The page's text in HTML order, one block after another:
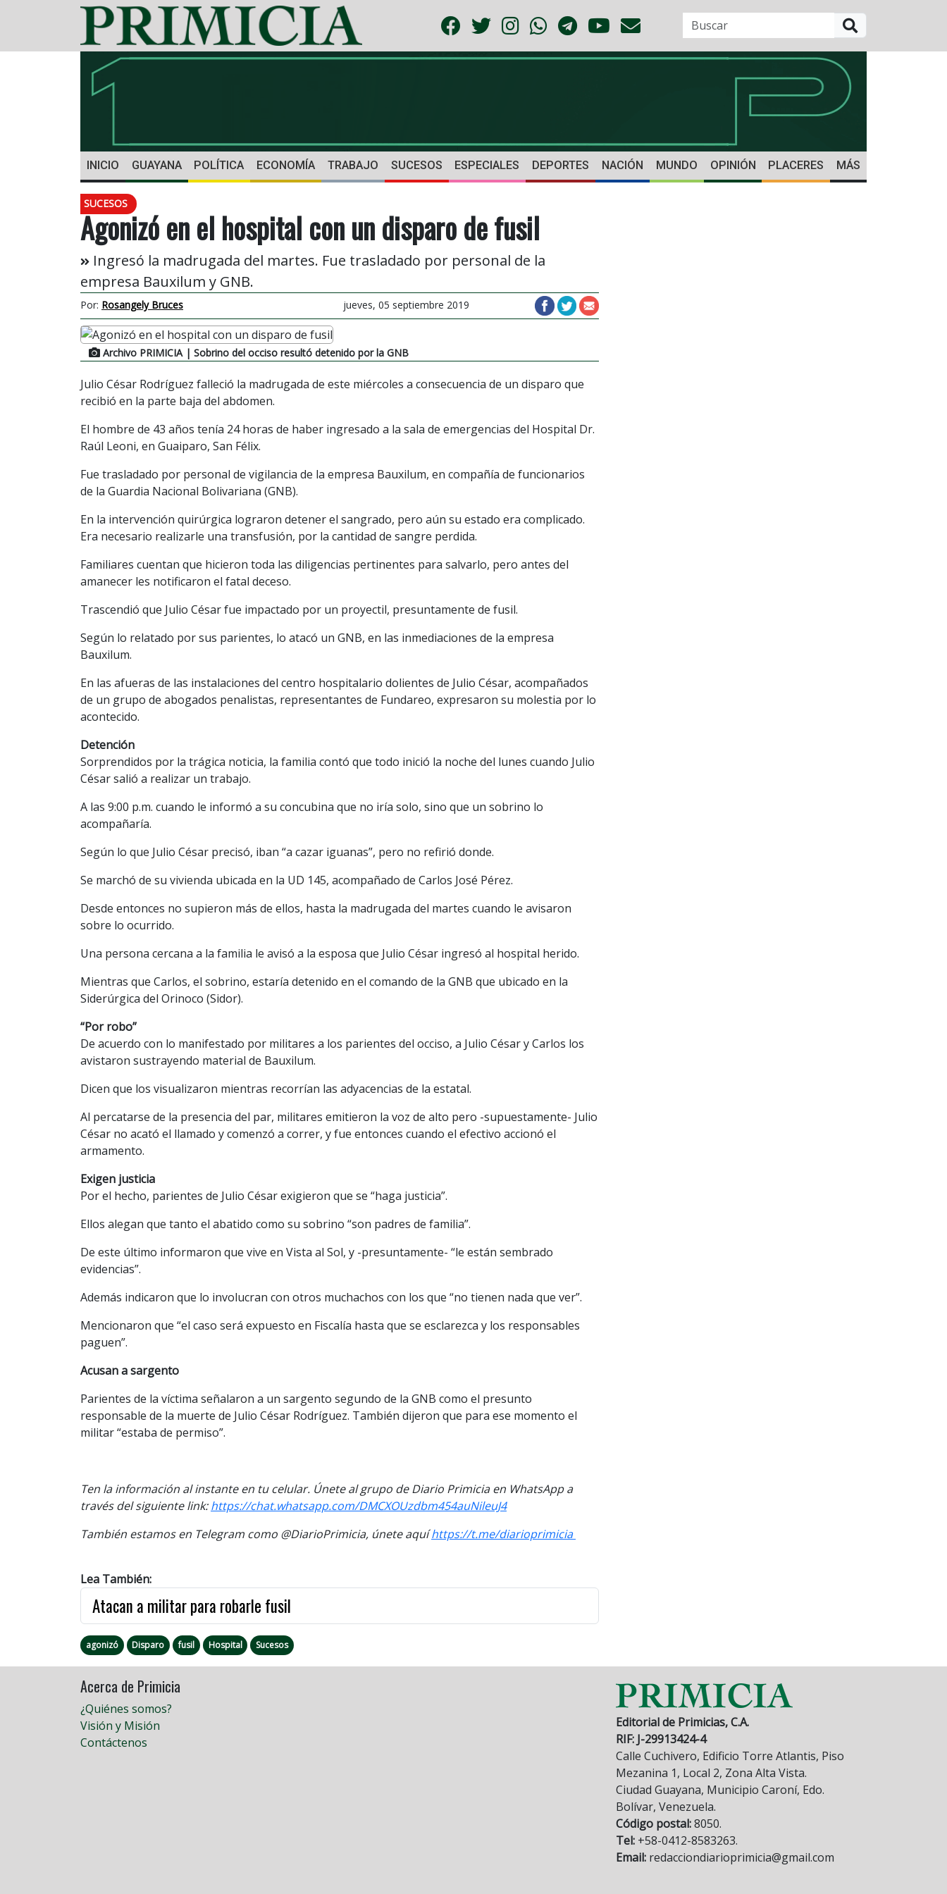
INICIO GUAYANA POLÍTICA ECONOMÍA TRABAJO SUCESOS ESPECIALES DEPORTES NACIÓN MUNDO OPINIÓN PLACERES MÁS
SUCESOS
Agonizó en el hospital con un disparo de fusil
Ingresó la madrugada del martes. Fue trasladado por personal de la
empresa Bauxilum y GNB.
Por: Rosangely Bruces jueves, 05 septiembre 2019
Archivo PRIMICIA | Sobrino del occiso resultó detenido por la GNB
Julio César Rodríguez falleció la madrugada de este miércoles a consecuencia de un disparo que
recibió en la parte baja del abdomen.
El hombre de 43 años tenía 24 horas de haber ingresado a la sala de emergencias del Hospital Dr.
Raúl Leoni, en Guaiparo, San Félix.
Fue trasladado por personal de vigilancia de la empresa Bauxilum, en compañía de funcionarios
de la Guardia Nacional Bolivariana (GNB).
En la intervención quirúrgica lograron detener el sangrado, pero aún su estado era complicado.
Era necesario realizarle una transfusión, por la cantidad de sangre perdida.
Familiares cuentan que hicieron toda las diligencias pertinentes para salvarlo, pero antes del
amanecer les notificaron el fatal deceso.
Trascendió que Julio César fue impactado por un proyectil, presuntamente de fusil.
Según lo relatado por sus parientes, lo atacó un GNB, en las inmediaciones de la empresa
Bauxilum.
En las afueras de las instalaciones del centro hospitalario dolientes de Julio César, acompañados
de un grupo de abogados penalistas, representantes de Fundareo, expresaron su molestia por lo
acontecido.
Detención
Sorprendidos por la trágica noticia, la familia contó que todo inició la noche del lunes cuando Julio
César salió a realizar un trabajo.
A las 9:00 p.m. cuando le informó a su concubina que no iría solo, sino que un sobrino lo
acompañaría.
Según lo que Julio César precisó, iban “a cazar iguanas”, pero no refirió donde.
Se marchó de su vivienda ubicada en la UD 145, acompañado de Carlos José Pérez.
Desde entonces no supieron más de ellos, hasta la madrugada del martes cuando le avisaron
sobre lo ocurrido.
Una persona cercana a la familia le avisó a la esposa que Julio César ingresó al hospital herido.
Mientras que Carlos, el sobrino, estaría detenido en el comando de la GNB que ubicado en la
Siderúrgica del Orinoco (Sidor).
“Por robo”
De acuerdo con lo manifestado por militares a los parientes del occiso, a Julio César y Carlos los
avistaron sustrayendo material de Bauxilum.
Dicen que los visualizaron mientras recorrían las adyacencias de la estatal.
Al percatarse de la presencia del par, militares emitieron la voz de alto pero -supuestamente- Julio
César no acató el llamado y comenzó a correr, y fue entonces cuando el efectivo accionó el
armamento.
Exigen justicia
Por el hecho, parientes de Julio César exigieron que se “haga justicia”.
Ellos alegan que tanto el abatido como su sobrino “son padres de familia”.
De este último informaron que vive en Vista al Sol, y -presuntamente- “le están sembrado
evidencias”.
Además indicaron que lo involucran con otros muchachos con los que “no tienen nada que ver”.
Mencionaron que “el caso será expuesto en Fiscalía hasta que se esclarezca y los responsables
paguen”.
Acusan a sargento
Parientes de la víctima señalaron a un sargento segundo de la GNB como el presunto
responsable de la muerte de Julio César Rodríguez. También dijeron que para ese momento el
militar “estaba de permiso”.
Ten la información al instante en tu celular. Únete al grupo de Diario Primicia en WhatsApp a
través del siguiente link:https://chat.whatsapp.com/DMCXOUzdbm454auNileuJ4
También estamos en Telegram como @DiarioPrimicia, únete aquíhttps://t.me/diarioprimicia
Fue trasladado por personal de Bauxilum y la GNB
Previous
Lea También:
Atacan a militar para robarle fusil
agonizó Disparo fusil Hospital Sucesos
Acerca de Primicia
¿Quiénes somos?
Visión y Misión
Contáctenos
Editorial de Primicias, C.A.
RIF: J-29913424-4
Calle Cuchivero, Edificio Torre Atlantis, Piso
Mezanina 1, Local 2, Zona Alta Vista.
Ciudad Guayana, Municipio Caroní, Edo.
Bolívar, Venezuela.
Código postal:8050.
Tel: +58-0412-8583263.
Email: redacciondiarioprimicia@gmail.com